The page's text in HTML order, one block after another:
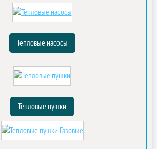
Тепловые насосы
Тепловые пушки